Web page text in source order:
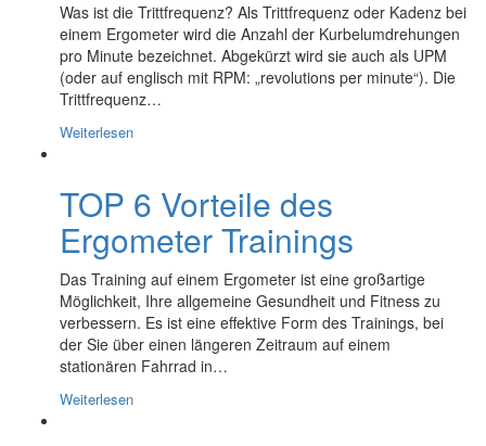
Was ist die Trittfrequenz? Als Trittfrequenz oder Kadenz bei
einem Ergometer wird die Anzahl der Kurbelumdrehungen
pro Minute bezeichnet. Abgekürzt wird sie auch als UPM
(oder auf englisch mit RPM: „revolutions per minute“). Die
Trittfrequenz…
Weiterlesen
TOP 6 Vorteile des
Ergometer Trainings
Das Training auf einem Ergometer ist eine großartige
Möglichkeit, Ihre allgemeine Gesundheit und Fitness zu
verbessern. Es ist eine effektive Form des Trainings, bei
der Sie über einen längeren Zeitraum auf einem
stationären Fahrrad in…
Weiterlesen